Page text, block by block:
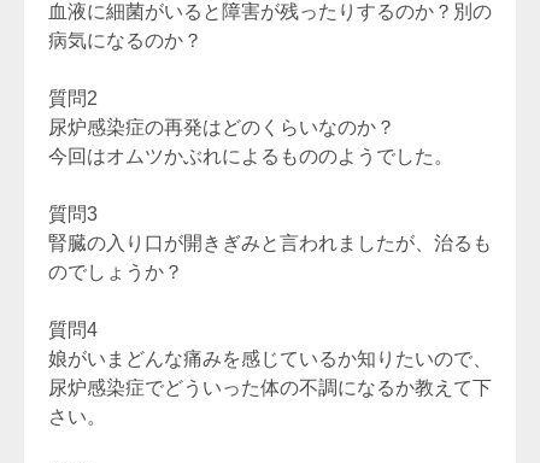
血液に細菌がいると障害が残ったりするのか？別の
病気になるのか？
質問2
尿炉感染症の再発はどのくらいなのか？
今回はオムツかぶれによるもののようでした。
質問3
腎臓の入り口が開きぎみと言われましたが、治るも
のでしょうか？
質問4
娘がいまどんな痛みを感じているか知りたいので、
尿炉感染症でどういった体の不調になるか教えて下
さい。